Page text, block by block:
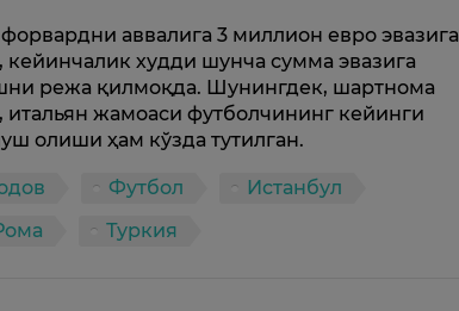
аввалига 3 миллион евро эвазига
худди шунча сумма эвазига
режа қилмоқда. Шунингдек, шартнома
итальян жамоаси футболчининг кейинги
олиши ҳам кўзда тутилган.
Футбол
Истанбул
Туркия